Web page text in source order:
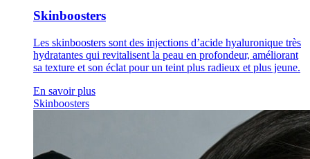
Skinboosters
Les skinboosters sont des injections d’acide hyaluronique très
hydratantes qui revitalisent la peau en profondeur, améliorant
sa texture et son éclat pour un teint plus radieux et plus jeune.
En savoir plus
Skinboosters